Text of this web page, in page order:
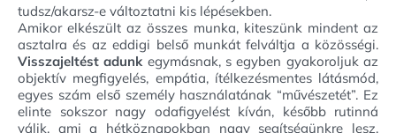
tudsz/akarsz-e változtatni kis lépésekben.
Amikor elkészült az összes munka, kiteszünk mindent az
asztalra és az eddigi belső munkát felváltja a közösségi.
Visszajeltést adunk egymásnak, s egyben gyakoroljuk az
objektív megfigyelés, empátia, ítélkezésmentes látásmód,
egyes szám első személy használatának “művészetét”. Ez
elinte sokszor nagy odafigyelést kíván, később rutinná
válik, ami a hétköznapokban nagy segítségünkre lesz.